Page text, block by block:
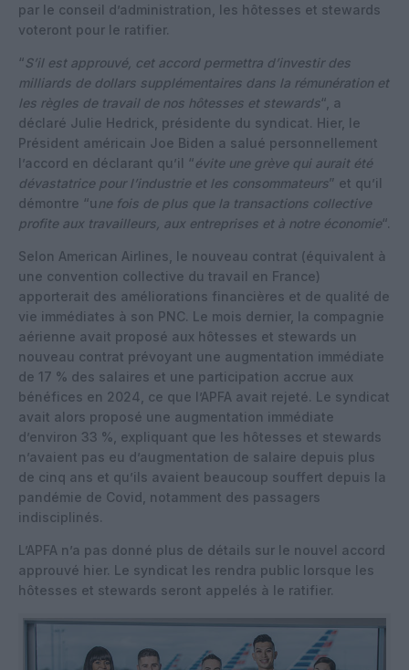
par le conseil d’administration, les hôtesses et stewards
voteront pour le ratifier.
“S’il est approuvé, cet accord permettra d’investir des
milliards de dollars supplémentaires dans la rémunération et
les règles de travail de nos hôtesses et stewards“, a
déclaré Julie Hedrick, présidente du syndicat. Hier, le
Président américain Joe Biden a salué personnellement
l’accord en déclarant qu’il “évite une grève qui aurait été
dévastatrice pour l’industrie et les consommateurs” et qu’il
démontre “u ne fois de plus que la transactions collective
profite aux travailleurs, aux entreprises et à notre économie“.
Selon American Airlines, le nouveau contrat (équivalent à
une convention collective du travail en France)
apporterait des améliorations financières et de qualité de
vie immédiates à son PNC. Le mois dernier, la compagnie
aérienne avait proposé aux hôtesses et stewards un
nouveau contrat prévoyant une augmentation immédiate
de 17 % des salaires et une participation accrue aux
bénéfices en 2024, ce que l’APFA avait rejeté. Le syndicat
avait alors proposé une augmentation immédiate
d’environ 33 %, expliquant que les hôtesses et stewards
n’avaient pas eu d’augmentation de salaire depuis plus
de cinq ans et qu’ils avaient beaucoup souffert depuis la
pandémie de Covid, notamment des passagers
indisciplinés.
L’APFA n’a pas donné plus de détails sur le nouvel accord
approuvé hier. Le syndicat les rendra public lorsque les
hôtesses et stewards seront appelés à le ratifier.